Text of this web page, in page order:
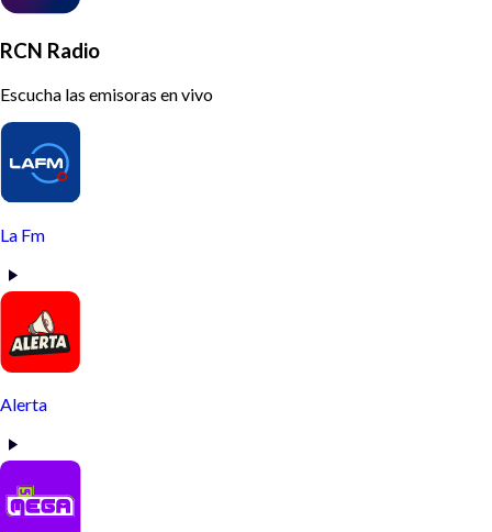
RCN Radio
Escucha las emisoras en vivo
La Fm
Alerta